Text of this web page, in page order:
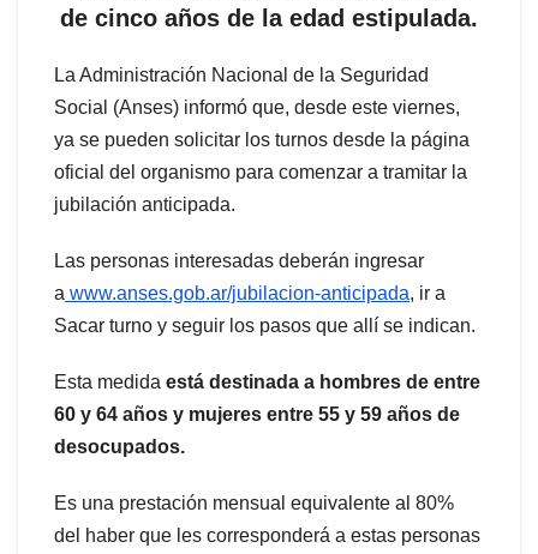
de cinco años de la edad estipulada.
La Administración Nacional de la Seguridad
Social (Anses) informó que, desde este viernes,
ya se pueden solicitar los turnos desde la página
oficial del organismo para comenzar a tramitar la
jubilación anticipada.
Las personas interesadas deberán ingresar
a www.anses.gob.ar/jubilacion-anticipada, ir a
Sacar turno y seguir los pasos que allí se indican.
Esta medida está destinada a hombres de entre
60 y 64 años y mujeres entre 55 y 59 años de
desocupados.
Es una prestación mensual equivalente al 80%
del haber que les corresponderá a estas personas